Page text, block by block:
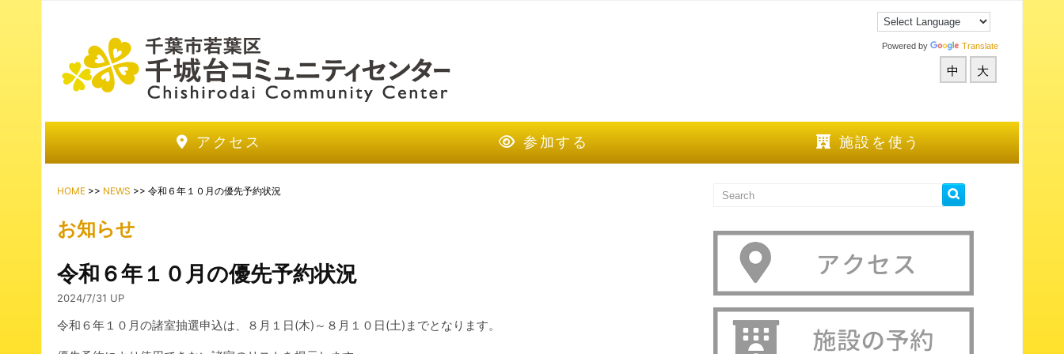
Powered by Translate
中 大
アクセス 参加する 施設を使う
HOME >> NEWS >> 令和６年１０月の優先予約状況
お知らせ
令和６年１０月の優先予約状況
2024/7/31 UP
令和６年１０月の諸室抽選申込は、８月１日(木)～８月１０日(土)までとなります。